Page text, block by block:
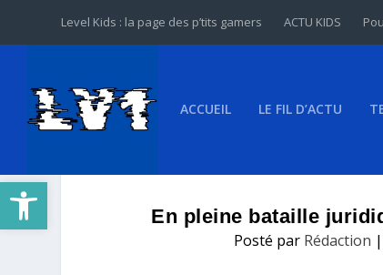
Ouvrir la barre d’outils
Level Kids : la page des p’tits gamers ACTU KIDS
ACCUEIL LE FIL D’ACTU
En pleine bataille
Posté par Rédaction